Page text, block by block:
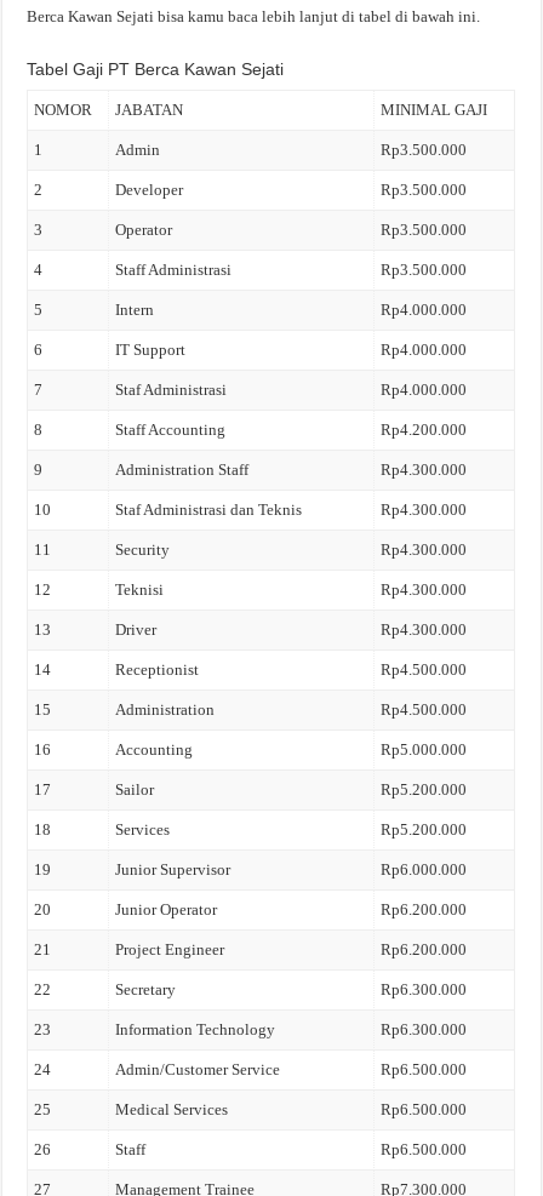
Berca Kawan Sejati bisa kamu baca lebih lanjut di tabel di bawah ini.
Tabel Gaji PT Berca Kawan Sejati
NOMOR JABATAN MINIMAL GAJI
1 Admin Rp3.500.000
2 Developer Rp3.500.000
3 Operator Rp3.500.000
4 Staff Administrasi Rp3.500.000
5 Intern Rp4.000.000
6 IT Support Rp4.000.000
7 Staf Administrasi Rp4.000.000
8 Staff Accounting Rp4.200.000
9 Administration Staff Rp4.300.000
10 Staf Administrasi dan Teknis Rp4.300.000
11 Security Rp4.300.000
12 Teknisi Rp4.300.000
13 Driver Rp4.300.000
14 Receptionist Rp4.500.000
15 Administration Rp4.500.000
16 Accounting Rp5.000.000
17 Sailor Rp5.200.000
18 Services Rp5.200.000
19 Junior Supervisor Rp6.000.000
20 Junior Operator Rp6.200.000
21 Project Engineer Rp6.200.000
22 Secretary Rp6.300.000
23 Information Technology Rp6.300.000
24 Admin/Customer Service Rp6.500.000
25 Medical Services Rp6.500.000
26 Staff Rp6.500.000
27 Management Trainee Rp7.300.000